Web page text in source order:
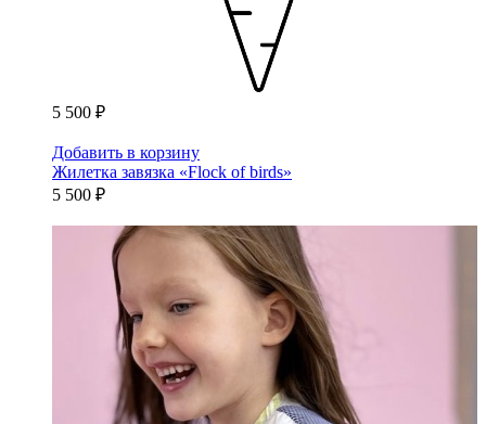
5 500 ₽
Добавить в корзину
Жилетка завязка «Flock of birds»
5 500 ₽